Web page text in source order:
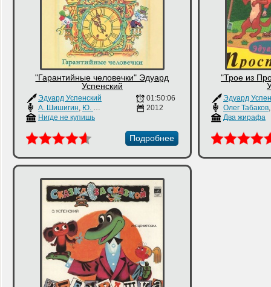
"Гарантийные человечки" Эдуард
Успенский
Эдуард Успенский
А. Шишигин, Ю. Миронова
К. Панченко
Нигде не купишь
01:50:06
2012
Подробнее
"Трое из
Эдуард
Олег Табаков
Два жирафа